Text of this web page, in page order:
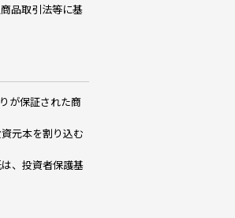
品取引法等に基
が保証された商
元本を割り込む
、投資者保護基